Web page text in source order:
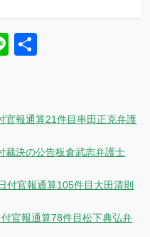
Line
官報通算21件目串田正克弁護
裁決の公告板倉武志弁護士
付官報通算105件目大田清則
官報通算78件目松下典弘弁